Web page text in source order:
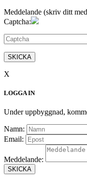
Meddelande (skriv ditt
Captcha:
SKICKA
X
LOGGA IN
Under uppbyggnad,
Namn:
Email:
Meddelande:
SKICKA